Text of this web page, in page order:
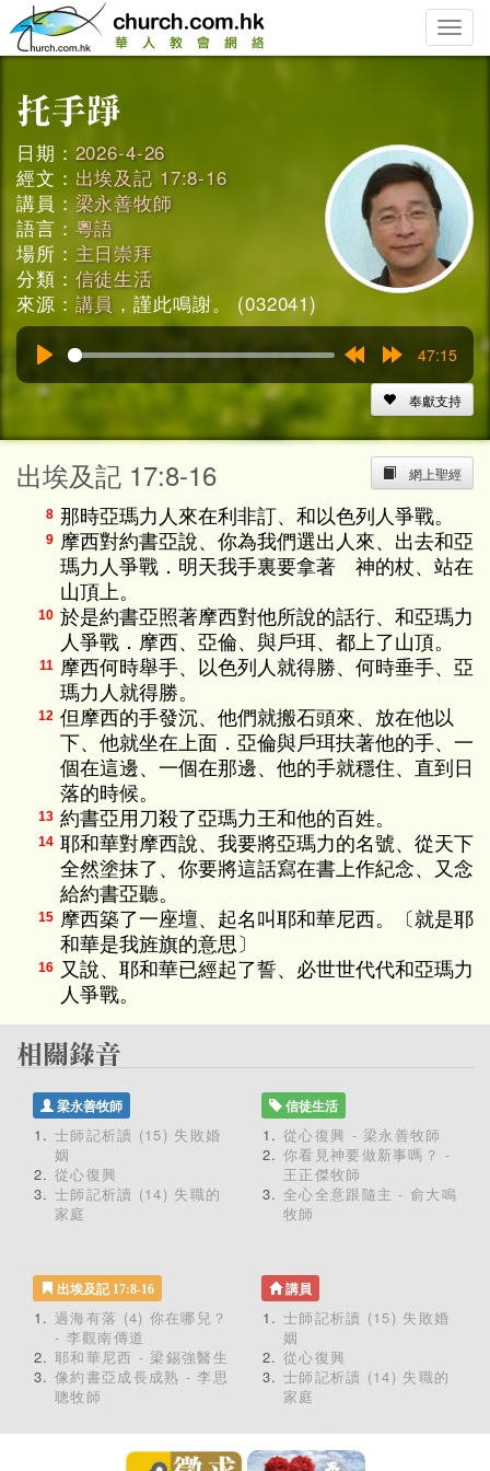
Toggle
日期： 2026-4-26
經文： 出埃及記 17:8-16
講員： 梁永善牧師
語言： 粵語
場所： 主日崇拜
分類： 信徒生活
來源： 講員 ，謹此鳴謝。 (032041)
15s
47:15
奉獻支持
網上聖經
出埃及記 17:8-16
8 那時亞瑪力人來在利非訂、和以色列人爭戰。
9 摩西對約書亞說、你為我們選出人來、出去和亞
瑪力人爭戰．明天我手裏要拿著 神的杖、站在
山頂上。
10 於是約書亞照著摩西對他所說的話行、和亞瑪力
人爭戰．摩西、亞倫、與戶珥、都上了山頂。
11 摩西何時舉手、以色列人就得勝、何時垂手、亞
瑪力人就得勝。
12 但摩西的手發沉、他們就搬石頭來、放在他以
下、他就坐在上面．亞倫與戶珥扶著他的手、一
個在這邊、一個在那邊、他的手就穩住、直到日
落的時候。
13 約書亞用刀殺了亞瑪力王和他的百姓。
14 耶和華對摩西說、我要將亞瑪力的名號、從天下
全然塗抹了、你要將這話寫在書上作紀念、又念
給約書亞聽。
15 摩西築了一座壇、起名叫耶和華尼西。〔就是耶
和華是我旌旗的意思〕
16 又說、耶和華已經起了誓、必世世代代和亞瑪力
人爭戰。
梁永善牧師
士師記析讀 (15) 失敗婚
姻
從心復興
士師記析讀 (14) 失職的
家庭
信徒生活
從心復興 - 梁永善牧師
你看見神要做新事嗎？ -
王正傑牧師
全心全意跟隨主 - 俞大鳴
牧師
出埃及記 17:8-16
過海有落 (4) 你在哪兒？
- 李觀南傳道
耶和華尼西 - 梁錫強醫生
像約書亞成長成熟 - 李思
聰牧師
講員
士師記析讀 (15) 失敗婚
姻
從心復興
士師記析讀 (14) 失職的
家庭